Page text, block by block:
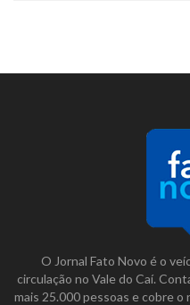
O Jornal Fato Novo é o
circulação no Vale do Caí.
mais 25.000 pessoas e cobre